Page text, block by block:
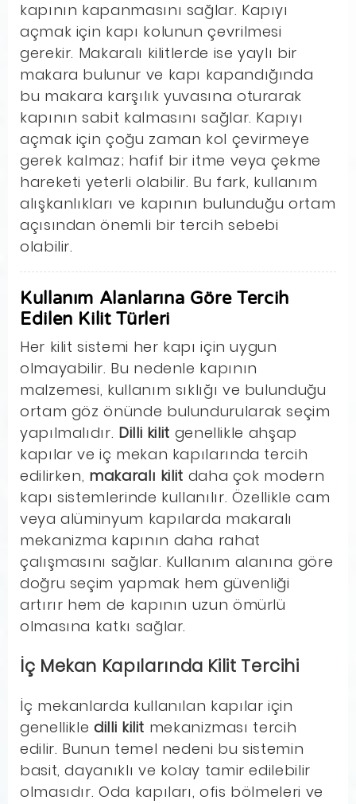
kapının kapanmasını sağlar. Kapıyı
açmak için kapı kolunun çevrilmesi
gerekir. Makaralı kilitlerde ise yaylı bir
makara bulunur ve kapı kapandığında
bu makara karşılık yuvasına oturarak
kapının sabit kalmasını sağlar. Kapıyı
açmak için çoğu zaman kol çevirmeye
gerek kalmaz; hafif bir itme veya çekme
hareketi yeterli olabilir. Bu fark, kullanım
alışkanlıkları ve kapının bulunduğu ortam
açısından önemli bir tercih sebebi
olabilir.
Kullanım Alanlarına Göre Tercih
Edilen Kilit Türleri
Her kilit sistemi her kapı için uygun
olmayabilir. Bu nedenle kapının
malzemesi, kullanım sıklığı ve bulunduğu
ortam göz önünde bulundurularak seçim
yapılmalıdır. Dilli kilit genellikle ahşap
kapılar ve iç mekan kapılarında tercih
edilirken, makaralı kilit daha çok modern
kapı sistemlerinde kullanılır. Özellikle cam
veya alüminyum kapılarda makaralı
mekanizma kapının daha rahat
çalışmasını sağlar. Kullanım alanına göre
doğru seçim yapmak hem güvenliği
artırır hem de kapının uzun ömürlü
olmasına katkı sağlar.
İç Mekan Kapılarında Kilit Tercihi
İç mekanlarda kullanılan kapılar için
genellikledilli kilit mekanizması tercih
edilir. Bunun temel nedeni bu sistemin
basit, dayanıklı ve kolay tamir edilebilir
olmasıdır. Oda kapıları, ofis bölmeleri ve